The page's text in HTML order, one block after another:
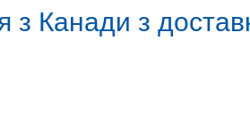
з Канади з